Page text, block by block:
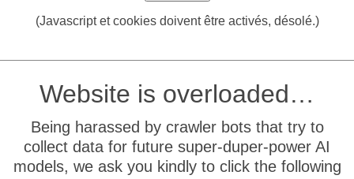
(Javascript et cookies doivent être activés, désolé.)
Website is overloaded…
Being harassed by crawler bots that try to
collect data for future super-duper-power AI
models, we ask you kindly to click the following